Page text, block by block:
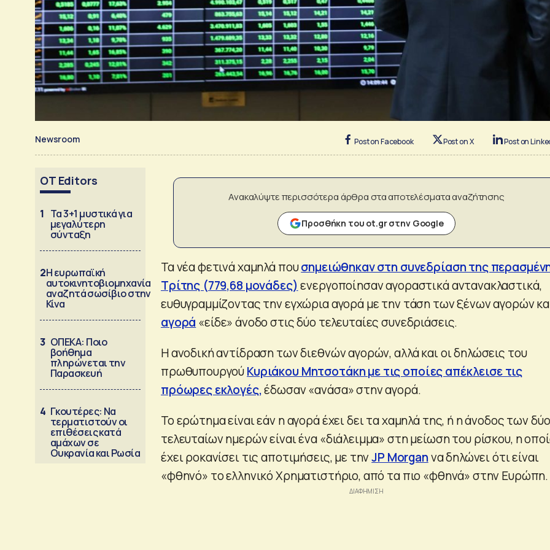
Newsroom Post on Facebook Post on X Post on
OT Editors
1 Τα 3+1 μυστικά για
μεγαλύτερη
σύνταξη
2Η ευρωπαϊκή
αυτοκινητοβιομηχανία
αναζητά σωσίβιο στην
Κίνα
3 ΟΠΕΚΑ: Ποιο
βοήθημα
πληρώνεται την
Παρασκευή
4 Γκουτέρες: Να
τερματιστούν οι
επιθέσεις κατά
αμάχων σε
Ουκρανία και Ρωσία
Ανακαλύψτε περισσότερα άρθρα στα αποτελέσματα αναζήτησης
Προσθήκη του ot.gr στην Google
Τα νέα φετινά χαμηλά πουσημειώθηκαν στη συνεδρίαση της
Τρίτης (779,68 μονάδες) ενεργοποίησαν αγοραστικά αντανακλαστικά,
ευθυγραμμίζοντας την εγχώρια αγορά με την τάση των ξένων αγορών
αγορά «είδε» άνοδο στις δύο τελευταίες συνεδριάσεις.
Η ανοδική αντίδραση των διεθνών αγορών, αλλά και οι δηλώσεις του
πρωθυπουργούΚυριάκου Μητσοτάκη με τις οποίες απέκλεισε τις
πρόωρες εκλογές,έδωσαν «ανάσα» στην αγορά.
Το ερώτημα είναι εάν η αγορά έχει δει τα χαμηλά της, ή η άνοδος των δύο
τελευταίων ημερών είναι ένα «διάλειμμα» στη μείωση του ρίσκου, η
έχει ροκανίσει τις αποτιμήσεις, με τηνJP Morganνα δηλώνει ότι είναι
«φθηνό» το ελληνικό Χρηματιστήριο, από τα πιο «φθηνά» στην Ευρώπη.